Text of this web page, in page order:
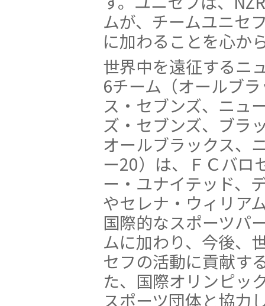
ムが、チームユニセ
に加わることを心か
世界中を遠征するニ
6チーム（オールブ
ス・セブンズ、ニュ
ズ・セブンズ、ブラ
オールブラックス、
ー20）は、ＦＣバロ
ー・ユナイテッド、
やセレナ・ウィリア
国際的なスポーツパ
ムに加わり、今後、
セフの活動に貢献す
た、国際オリンピッ
スポーツ団体と協力